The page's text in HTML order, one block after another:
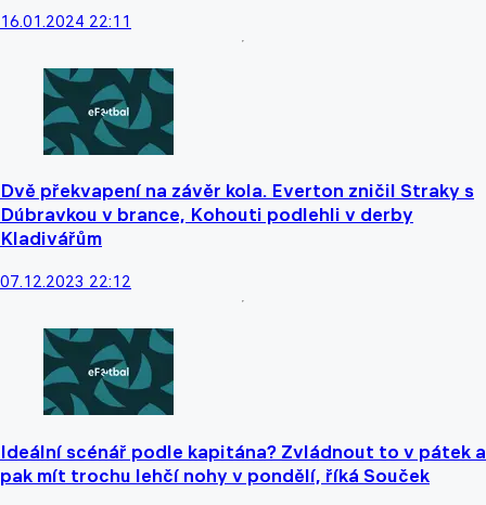
16.01.2024 22:11
Dvě překvapení na závěr kola. Everton zničil Straky s
Dúbravkou v brance, Kohouti podlehli v derby
Kladivářům
07.12.2023 22:12
Ideální scénář podle kapitána? Zvládnout to v pátek a
pak mít trochu lehčí nohy v pondělí, říká Souček